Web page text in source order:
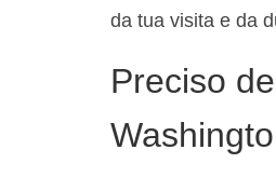
da tua visita e da
Preciso